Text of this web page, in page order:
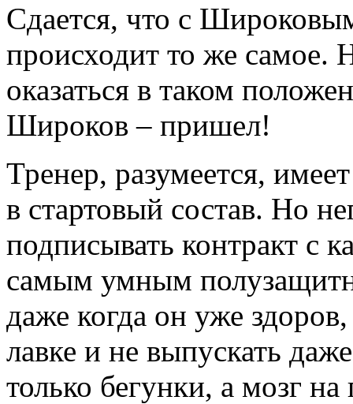
Сдается, что с
происходит то же самое.
оказаться в таком
Широков – пришел!
Тренер, разумеется,
в стартовый состав. Но
подписывать контракт с
самым умным
даже когда он уже
лавке и не выпускать
только бегунки, а мозг на